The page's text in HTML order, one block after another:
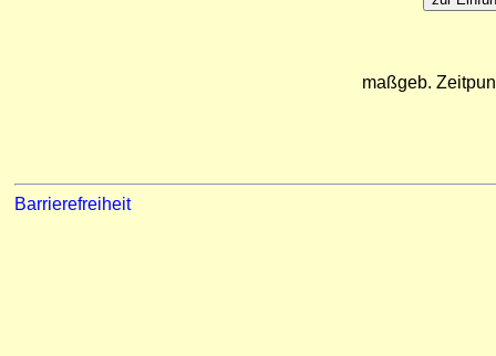
maßgeb.
Barrierefreiheit